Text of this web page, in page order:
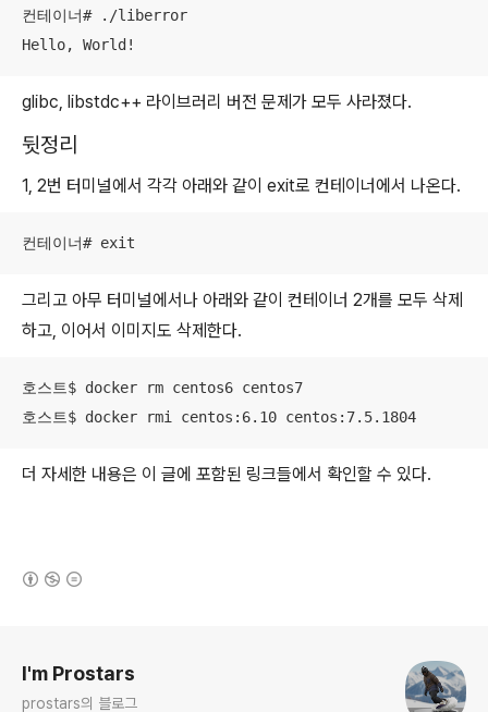
컨테이너# ./liberror
Hello, World!
glibc, libstdc++ 라이브러리 버전 문제가 모두 사라졌다.
뒷정리
1, 2번 터미널에서 각각 아래와 같이 exit로 컨테이너에서 나온다.
컨테이너# exit
그리고 아무 터미널에서나 아래와 같이 컨테이너 2개를 모두 삭제
하고, 이어서 이미지도 삭제한다.
호스트$ docker rm centos6 centos7
호스트$ docker rmi centos:6.10 centos:7.5.1804
더 자세한 내용은 이 글에 포함된 링크들에서 확인할 수 있다.
I'm Prostars
prostars의 블로그